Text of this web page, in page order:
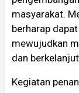
masyarakat.
berharap
mewujudkan
dan
Kegiatan